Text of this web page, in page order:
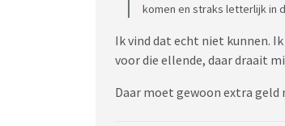
Het instituut stelt dat het
Ik schrok hier wel van . 1 op
Het kabinet is nu aan zet ,
komen en straks letterlijk in
Ik vind dat echt niet kunnen.
voor die ellende, daar draait
Daar moet gewoon extra geld